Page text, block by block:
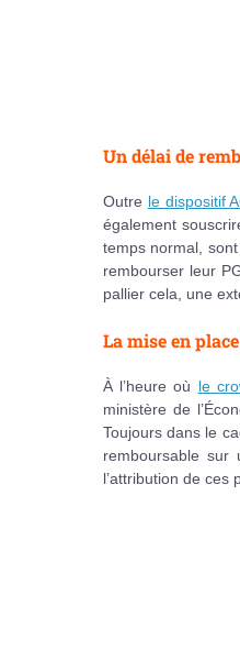
Un délai de
Outre le dispositif
également
temps normal,
rembourser leur
pallier cela, une
La mise en
À l’heure où le
ministère de
Toujours dans le
remboursable sur
l’attribution de ces